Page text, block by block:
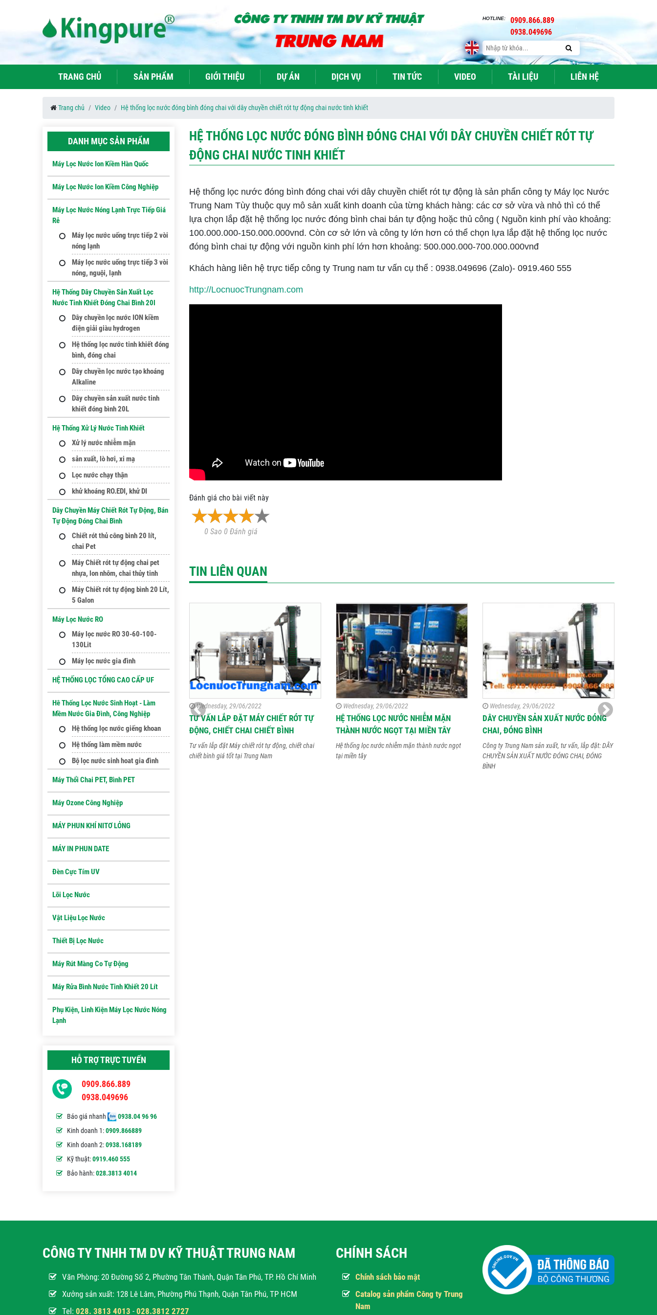
HOTLINE:
0909.866.889
0938.049696
TRANG CHỦ SẢN PHẨM GIỚI THIỆU DỰ ÁN DỊCH VỤ TIN TỨC VIDEO TÀI LIỆU LIÊN HỆ
Trang chủ Video Hệ thống lọc nước đóng bình đóng chai với dây chuyền chiết rót tự động chai nước tinh khiết
HỆ THỐNG LỌC NƯỚC ĐÓNG BÌNH ĐÓNG CHAI VỚI DÂY CHUYỀN CHIẾT RÓT TỰ
ĐỘNG CHAI NƯỚC TINH KHIẾT
Hệ thống lọc nước đóng bình đóng chai với dây chuyền chiết rót tự động là sản phẩn công ty Máy lọc Nước
Trung Nam Tùy thuộc quy mô sản xuất kinh doanh của từng khách hàng: các cơ sở vừa và nhỏ thì có thể
lựa chọn lắp đặt hệ thống lọc nước đóng bình chai bán tự động hoặc thủ công ( Nguồn kinh phí vào khoảng:
100.000.000-150.000.000vnd. Còn cơ sở lớn và công ty lớn hơn có thể chọn lựa lắp đặt hệ thống lọc nước
đóng bình chai tự động với nguồn kinh phí lớn hơn khoảng: 500.000.000-700.000.000vnđ
Khách hàng liên hệ trực tiếp công ty Trung nam tư vấn cụ thể : 0938.049696 (Zalo)- 0919.460 555
http://LocnuocTrungnam.com
Đánh giá cho bài viết này
0 Sao 0 Đánh giá
TIN LIÊN QUAN
Wednesday, 29/06/2022
TƯ VẤN LẮP ĐẶT MÁY CHIẾT RÓT TỰ
ĐỘNG, CHIẾT CHAI CHIẾT BÌNH
Tư vấn lắp đặt Máy chiết rót tự động, chiết chai
chiết bình giá tốt tại Trung Nam
Wednesday, 29/06/2022
HỆ THỐNG LỌC NƯỚC NHIỄM MẶN
THÀNH NƯỚC NGỌT TẠI MIỀN TÂY
Hệ thống lọc nước nhiễm mặn thành nước ngọt
tại miền tây
Wednesday, 29/06/2022
DÂY CHUYỀN SẢN XUẤT NƯỚC ĐÓNG
CHAI, ĐÓNG BÌNH
Công ty Trung Nam sản xuất, tư vấn, lắp đặt: DÂY
CHUYỀN SẢN XUẤT NƯỚC ĐÓNG CHAI, ĐÓNG
BÌNH
DANH MỤC SẢN PHẨM
Máy Lọc Nước Ion Kiềm Hàn Quốc
Máy Lọc Nước Ion Kiềm Công Nghiệp
Máy Lọc Nước Nóng Lạnh Trực Tiếp Giá
Rẻ
Máy lọc nước uống trực tiếp 2 vòi
nóng lạnh
Máy lọc nước uống trực tiếp 3 vòi
nóng, nguội, lạnh
Hệ Thống Dây Chuyền Sản Xuất Lọc
Nước Tinh Khiết Đóng Chai Bình 20l
Dây chuyền lọc nước ION kiềm
điện giải giàu hydrogen
Hệ thống lọc nước tinh khiết đóng
bình, đóng chai
Dây chuyền lọc nước tạo khoáng
Alkaline
Dây chuyền sản xuất nước tinh
khiết đóng bình 20L
Hệ Thống Xử Lý Nước Tinh Khiết
Xử lý nước nhiễm mặn
sản xuất, lò hơi, xi mạ
Lọc nước chạy thận
khử khoáng RO.EDI, khử DI
Dây Chuyền Máy Chiết Rót Tự Động, Bán
Tự Động Đóng Chai Bình
Chiết rót thủ công bình 20 lít,
chai Pet
Máy Chiết rót tự động chai pet
nhựa, lon nhôm, chai thủy tinh
Máy Chiết rót tự động bình 20 Lít,
5 Galon
Máy Lọc Nước RO
Máy lọc nước RO 30-60-100-
130Lit
Máy lọc nước gia đình
HỆ THỐNG LỌC TỔNG CAO CẤP UF
Hê Thống Lọc Nước Sinh Hoạt - Làm
Mềm Nước Gia Đình, Công Nghiệp
Hệ thống lọc nước giếng khoan
Hệ thống làm mềm nước
Bộ lọc nước sinh hoat gia đình
Máy Thổi Chai PET, Bình PET
Máy Ozone Công Nghiệp
MÁY PHUN KHÍ NITƠ LỎNG
MÁY IN PHUN DATE
Đèn Cực Tím UV
Lõi Lọc Nước
Vật Liệu Lọc Nước
Thiết Bị Lọc Nước
Máy Rút Màng Co Tự Động
Máy Rửa Bình Nước Tinh Khiết 20 Lít
Phụ Kiện, Linh Kiện Máy Lọc Nước Nóng
Lạnh
HỖ TRỢ TRỰC TUYẾN
0909.866.889
0938.049696
Báo giá nhanh
0938.04 96 96
Kinh doanh 1:0909.866889
Kinh doanh 2:0938.168189
Kỹ thuật:0919.460 555
Bảo hành:028.3813 4014
CÔNG TY TNHH TM DV KỸ THUẬT TRUNG NAM
Văn Phòng: 20 Đường Số 2, Phường Tân Thành, Quận Tân Phú, TP. Hồ Chí Minh
Xưởng sản xuất: 128 Lê Lâm, Phường Phú Thạnh, Quận Tân Phú, TP HCM
Tel: 028. 3813 4013 - 028.3812 2727
CHÍNH SÁCH
Chính sách bảo mật
Catalog sản phẩm Công ty Trung
Nam